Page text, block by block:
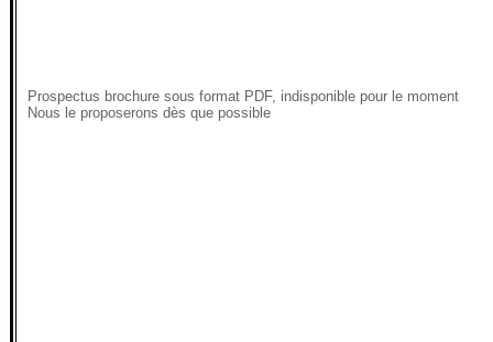
Prospectus brochure sous format PDF, indisponible pour le moment
Nous le proposerons dès que possible